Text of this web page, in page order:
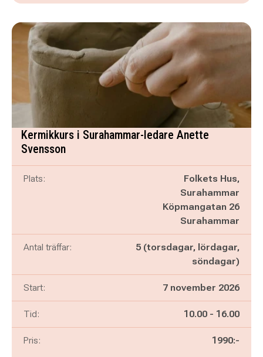
Kermikkurs i Surahammar-ledare Anette
Svensson
Plats:
Folkets Hus,
Surahammar
Köpmangatan 26
Surahammar
Antal träffar:
5 (torsdagar, lördagar,
söndagar)
Start: 7 november 2026
Tid: Pågår mellan
10.00 - och
16.00
Pris: 1990:-